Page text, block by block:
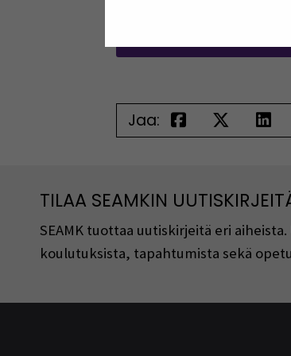
Jaa:
TILAA SEAMKIN
SEAMK tuottaa uutiskirjeitä eri
koulutuksista, tapahtumista sekä